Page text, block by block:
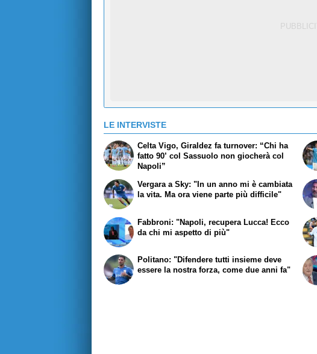
LE INTERVISTE
Celta Vigo, Giraldez fa turnover: “Chi ha
fatto 90’ col Sassuolo non giocherà col
Napoli”
Vergara a Sky: "In un anno mi è cambiata
la vita. Ma ora viene parte più difficile"
Fabbroni: "Napoli, recupera Lucca! Ecco
da chi mi aspetto di più"
Politano: "Difendere tutti insieme deve
essere la nostra forza, come due anni fa"